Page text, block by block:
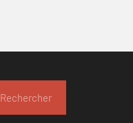
Rechercher